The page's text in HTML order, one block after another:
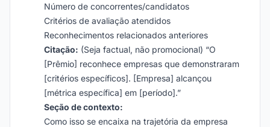
Número de concorrentes/candidatos
Critérios de avaliação atendidos
Reconhecimentos relacionados anteriores
Citação: (Seja factual, não promocional) “O
[Prêmio] reconhece empresas que demonstraram
[critérios específicos]. [Empresa] alcançou
[métrica específica] em [período].”
Seção de contexto:
Como isso se encaixa na trajetória da empresa